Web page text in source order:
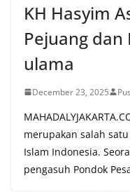
KH Hasyim
Pejuang
ulama
December 23, 2025
merupakan salah
Islam Indonesia.
pengasuh Pondok